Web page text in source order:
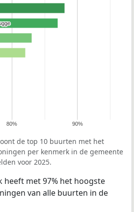
80% 90%
de top 10 buurten met het
per kenmerk in de gemeente
voor 2025.
heeft met 97% het hoogste
van alle buurten in de